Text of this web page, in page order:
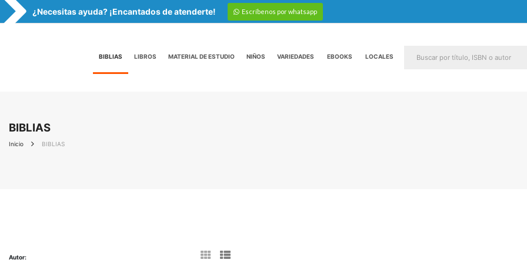
¿Necesitas ayuda? ¡Encantados de atenderte! Escríbenos por whatsapp
BIBLIAS LIBROS MATERIAL DE ESTUDIO NIÑOS VARIEDADES EBOOKS LOCALES
BIBLIAS
Inicio BIBLIAS
Autor